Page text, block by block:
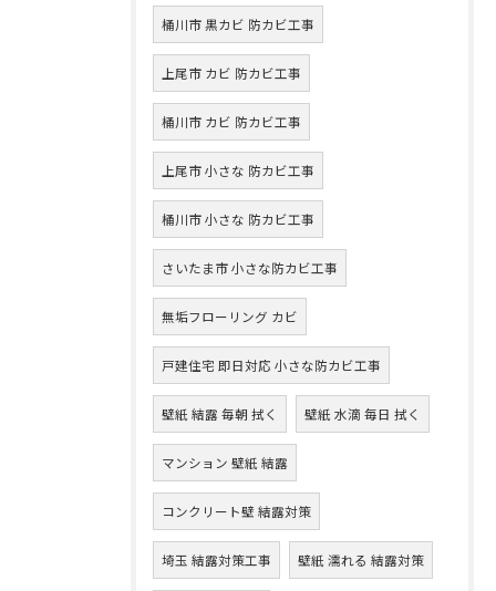
桶川市 黒カビ 防カビ工事
上尾市 カビ 防カビ工事
桶川市 カビ 防カビ工事
上尾市 小さな 防カビ工事
桶川市 小さな 防カビ工事
さいたま市 小さな防カビ工事
無垢フローリング カビ
戸建住宅 即日対応 小さな防カビ工事
壁紙 結露 毎朝 拭く 壁紙 水滴 毎日 拭く
マンション 壁紙 結露
コンクリート壁 結露対策
埼玉 結露対策工事 壁紙 濡れる 結露対策